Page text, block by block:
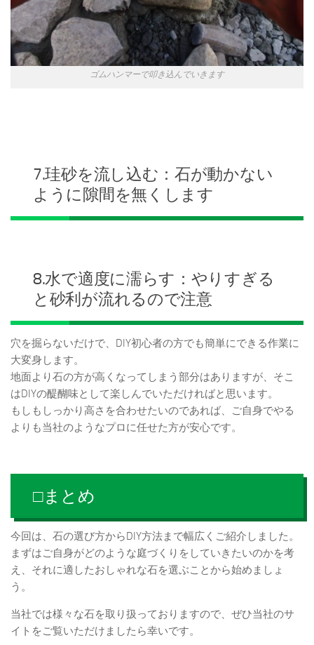
ゴムハンマーで叩き込んでいきます
7.珪砂を流し込む：石が動かない
ように隙間を無くします
8.水で適度に濡らす：やりすぎる
と砂利が流れるので注意
穴を掘らないだけで、DIY初心者の方でも簡単にできる作業に
大変身します。
地面より石の方が高くなってしまう部分はありますが、そこ
はDIYの醍醐味として楽しんでいただければと思います。
もしもしっかり高さを合わせたいのであれば、ご自身でやる
よりも当社のようなプロに任せた方が安心です。
□まとめ
今回は、石の選び方からDIY方法まで幅広くご紹介しました。
まずはご自身がどのような庭づくりをしていきたいのかを考
え、それに適したおしゃれな石を選ぶことから始めましょ
う。
当社では様々な石を取り扱っておりますので、ぜひ当社のサ
イトをご覧いただけましたら幸いです。